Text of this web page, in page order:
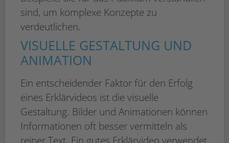
sind, um komplexe Konzepte zu
verdeutlichen.
VISUELLE GESTALTUNG UND
ANIMATION
Ein entscheidender Faktor für den Erfolg
eines Erklärvideos ist die visuelle
Gestaltung. Bilder und Animationen können
Informationen oft besser vermitteln als
reiner Text. Ein gutes Erklärvideo verwendet